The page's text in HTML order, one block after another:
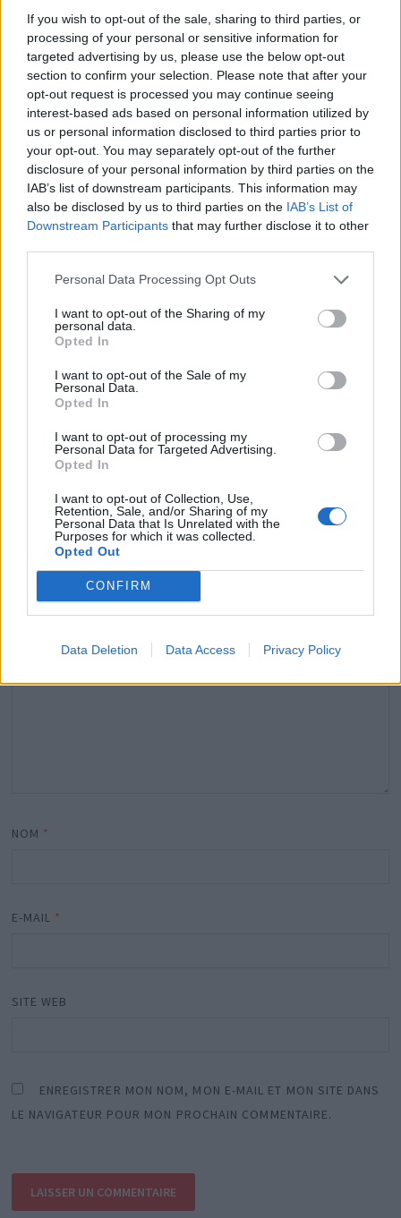
If you wish to opt-out of the sale, sharing to third parties, or
processing of your personal or sensitive information for
targeted advertising by us, please use the below opt-out
section to confirm your selection. Please note that after your
opt-out request is processed you may continue seeing
interest-based ads based on personal information utilized by
us or personal information disclosed to third parties prior to
your opt-out. You may separately opt-out of the further
disclosure of your personal information by third parties on the
IAB’s list of downstream participants. This information may
also be disclosed by us to third parties on the IAB’s List of
Downstream Participants that may further disclose it to other
Personal Data Processing Opt Outs
I want to opt-out of the Sharing of my
personal data.
Opted In
I want to opt-out of the Sale of my
Personal Data.
Opted In
I want to opt-out of processing my
Personal Data for Targeted Advertising.
Opted In
I want to opt-out of Collection, Use,
Retention, Sale, and/or Sharing of my
Personal Data that Is Unrelated with the
Purposes for which it was collected.
Opted Out
CONFIRM
Data Deletion Data Access Privacy Policy
adulte
24 juillet 2026
Inès Reg et Natasha St-Pier : Un SMS d’excuse
dévoilé, une affaire qui rebondit
25 mars 2024
Laisser un commentaire
Votre adresse e-mail ne sera pas publiée.Les champs
obligatoires sont indiqués avec*
COMMENTAIRE*
NOM *
E-MAIL *
SITE WEB
ENREGISTRER MON NOM, MON E-MAIL ET MON SITE DANS
LE NAVIGATEUR POUR MON PROCHAIN COMMENTAIRE.